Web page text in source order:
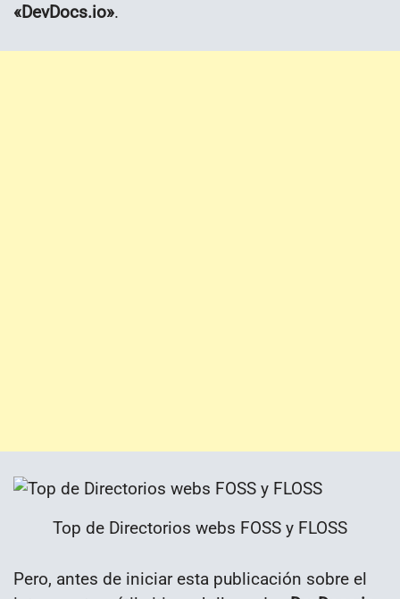
«DevDocs.io».
Top de Directorios webs FOSS y FLOSS
Pero, antes de iniciar esta publicación sobre el